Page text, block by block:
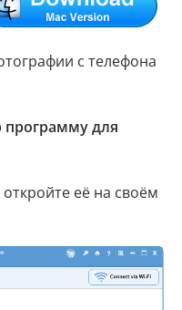
с телефона
программу для
её на своём